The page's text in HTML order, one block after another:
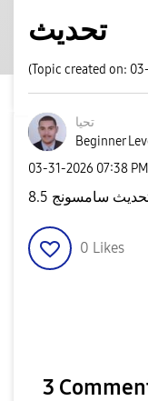
تحديث
(Topic created on:
تحيا
Beginner
‎03-31-2026 07:38 PM
سامسونج 8.5
0 Likes
3